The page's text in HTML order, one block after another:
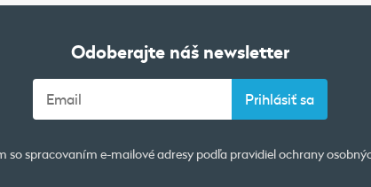
Odoberajte náš newsletter
so spracovaním e-mailové adresy podľa pravidielochrany